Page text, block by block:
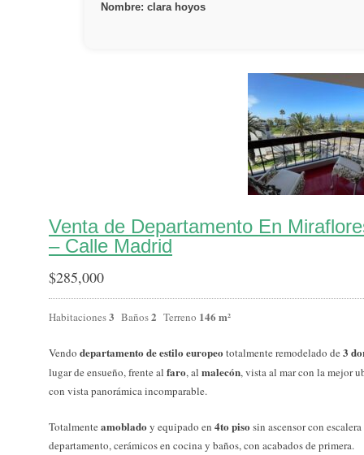
Nombre: clara hoyos
Venta de Departamento En
– Calle Madrid
$285,000
Habitaciones3 Baños2 Terreno 146 m²
Vendo departamento de estilo europeo totalmente remodelado de 3
lugar de ensueño, frente al faro, al malecón, vista al mar con la mejor
con vista panorámica incomparable.
Totalmente amoblado y equipado en 4to piso sin ascensor con
departamento, cerámicos en cocina y baños, con acabados de primera.